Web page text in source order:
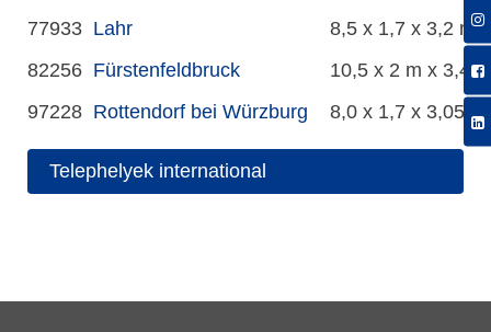
77933 Lahr
8,5 x 1,7 x 3,2 m
82256 Fürstenfeldbruck
10,5 x 2 m x 3,4 m
97228 Rottendorf bei Würzburg 8,0 x 1,7 x 3,05 m
Telephelyek international